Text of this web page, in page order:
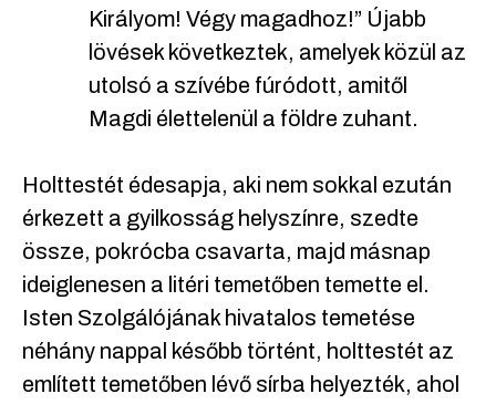
Királyom! Végy magadhoz!” Újabb
lövések következtek, amelyek közül az
utolsó a szívébe fúródott, amitől
Magdi élettelenül a földre zuhant.
Holttestét édesapja, aki nem sokkal ezután
érkezett a gyilkosság helyszínre, szedte
össze, pokrócba csavarta, majd másnap
ideiglenesen a litéri temetőben temette el.
Isten Szolgálójának hivatalos temetése
néhány nappal később történt, holttestét az
említett temetőben lévő sírba helyezték, ahol